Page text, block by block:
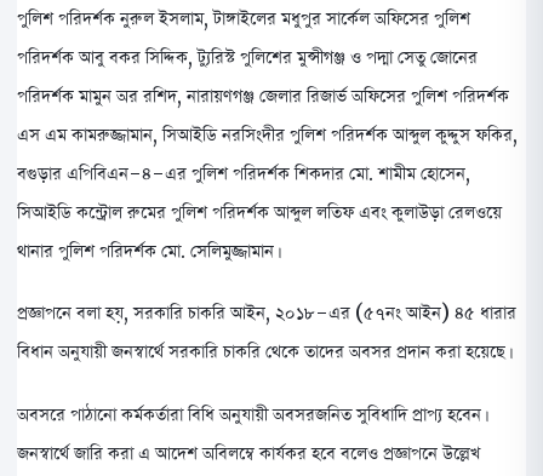
পুলিশ পরিদর্শক নুরুল ইসলাম, টাঙ্গাইলের মধুপুর সার্কেল অফিসের পুলিশ
পরিদর্শক আবু বকর সিদ্দিক, ট্যুরিস্ট পুলিশের মুন্সীগঞ্জ ও পদ্মা সেতু জোনের
পরিদর্শক মামুন অর রশিদ, নারায়ণগঞ্জ জেলার রিজার্ভ অফিসের পুলিশ পরিদর্শক
এস এম কামরুজ্জামান, সিআইডি নরসিংদীর পুলিশ পরিদর্শক আব্দুল কুদ্দুস ফকির,
বগুড়ার এপিবিএন-৪-এর পুলিশ পরিদর্শক শিকদার মো. শামীম হোসেন,
সিআইডি কন্ট্রোল রুমের পুলিশ পরিদর্শক আব্দুল লতিফ এবং কুলাউড়া রেলওয়ে
থানার পুলিশ পরিদর্শক মো. সেলিমুজ্জামান।
প্রজ্ঞাপনে বলা হয়, সরকারি চাকরি আইন, ২০১৮-এর (৫৭নং আইন) ৪৫ ধারার
বিধান অনুযায়ী জনস্বার্থে সরকারি চাকরি থেকে তাদের অবসর প্রদান করা হয়েছে।
অবসরে পাঠানো কর্মকর্তারা বিধি অনুযায়ী অবসরজনিত সুবিধাদি প্রাপ্য হবেন।
জনস্বার্থে জারি করা এ আদেশ অবিলম্বে কার্যকর হবে বলেও প্রজ্ঞাপনে উল্লেখ